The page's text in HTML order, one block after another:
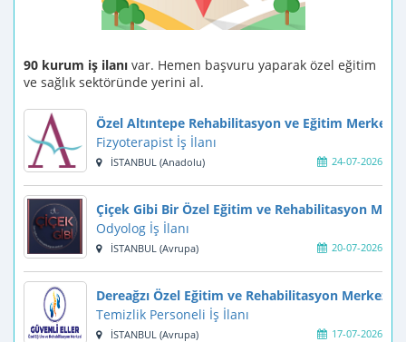
90 kurum iş ilanı var. Hemen başvuru yaparak özel eğitim
ve sağlık sektöründe yerini al.
Özel Altıntepe Rehabilitasyon ve Eğitim Merkezi
Fizyoterapist İş İlanı
24-07-2026
İSTANBUL (Anadolu)
Çiçek Gibi Bir Özel Eğitim ve Rehabilitasyon
Odyolog İş İlanı
20-07-2026
İSTANBUL (Avrupa)
Dereağzı Özel Eğitim ve Rehabilitasyon Merkezi
Temizlik Personeli İş İlanı
17-07-2026
İSTANBUL (Avrupa)